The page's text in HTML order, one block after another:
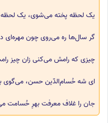
یک لحظه پخته می‌شوی، یک
گر سال‌ها ره می‌روی چون
چیزی که رامش می‌کنی زان چیز
ای شه حُسام‌الدّین حسن، می‌گوی
جان را غلاف معرفت بهرِ حُسامت